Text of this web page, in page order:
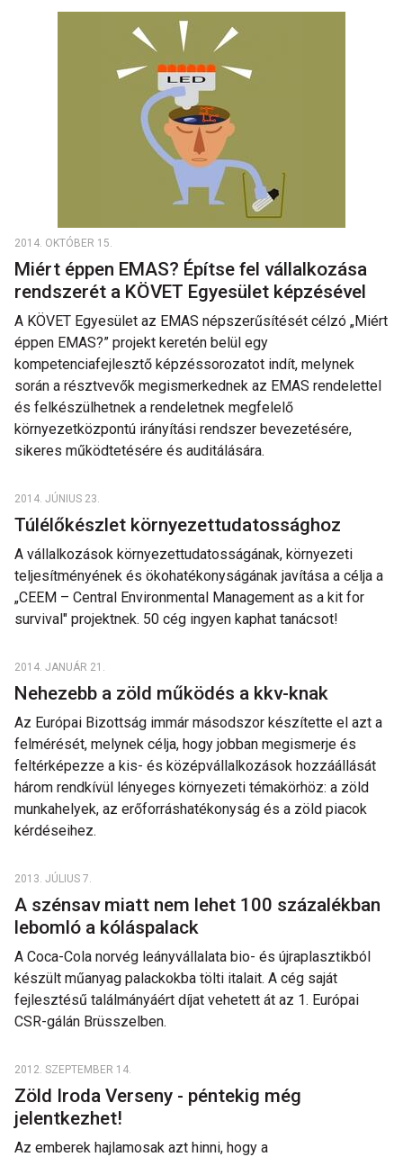
2014. OKTÓBER 15.
Miért éppen EMAS? Építse fel vállalkozása
rendszerét a KÖVET Egyesület képzésével
A KÖVET Egyesület az EMAS népszerűsítését célzó „Miért
éppen EMAS?” projekt keretén belül egy
kompetenciafejlesztő képzéssorozatot indít, melynek
során a résztvevők megismerkednek az EMAS rendelettel
és felkészülhetnek a rendeletnek megfelelő
környezetközpontú irányítási rendszer bevezetésére,
sikeres működtetésére és auditálására.
2014. JÚNIUS 23.
Túlélőkészlet környezettudatossághoz
A vállalkozások környezettudatosságának, környezeti
teljesítményének és ökohatékonyságának javítása a célja a
„CEEM – Central Environmental Management as a kit for
survival" projektnek. 50 cég ingyen kaphat tanácsot!
2014. JANUÁR 21.
Nehezebb a zöld működés a kkv-knak
Az Európai Bizottság immár másodszor készítette el azt a
felmérését, melynek célja, hogy jobban megismerje és
feltérképezze a kis- és középvállalkozások hozzáállását
három rendkívül lényeges környezeti témakörhöz: a zöld
munkahelyek, az erőforráshatékonyság és a zöld piacok
kérdéseihez.
2013. JÚLIUS 7.
A szénsav miatt nem lehet 100 százalékban
lebomló a kóláspalack
A Coca-Cola norvég leányvállalata bio- és újraplasztikból
készült műanyag palackokba tölti italait. A cég saját
fejlesztésű találmányáért díjat vehetett át az 1. Európai
CSR-gálán Brüsszelben.
2012. SZEPTEMBER 14.
Zöld Iroda Verseny - péntekig még
jelentkezhet!
Az emberek hajlamosak azt hinni, hogy a